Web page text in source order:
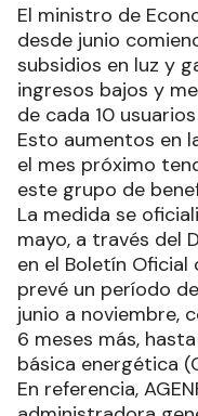
El ministro de
desde junio
subsidios en luz y
ingresos bajos y
de cada 10
Esto aumentos en
el mes próximo
este grupo de
La medida se
mayo, a través del
en el Boletín
prevé un período
junio a noviembre,
6 meses más,
básica energética
En referencia,